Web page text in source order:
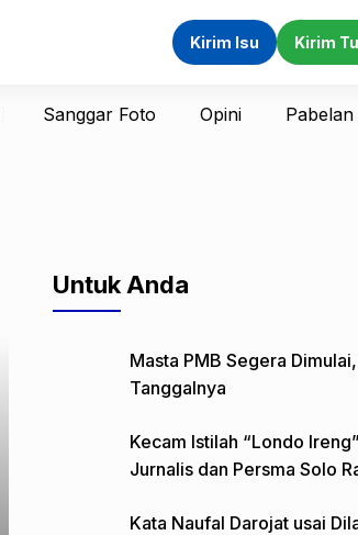
Kirim Isu Kirim
Sanggar Foto Opini Pabelan
Untuk Anda
Masta PMB Segera
Tanggalnya
Kecam Istilah “Londo
Jurnalis dan Persma Solo
Kata Naufal Darojat usai